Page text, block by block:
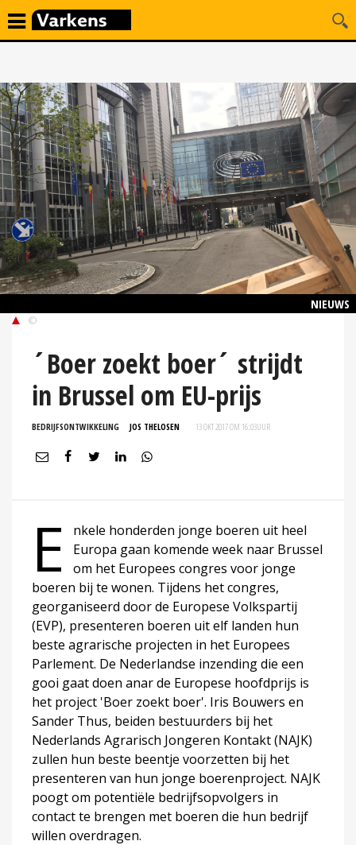
NIEUWS
©
´Boer zoekt boer´ strijdt
in Brussel om EU-prijs
BEDRIJFSONTWIKKELING JOS THELOSEN 13 OKT 2017 OM 16:03UUR
E
nkele honderden jonge boeren uit heel
Europa gaan komende week naar Brussel
om het Europees congres voor jonge
boeren bij te wonen. Tijdens het congres,
georganiseerd door de Europese Volkspartij
(EVP), presenteren boeren uit elf landen hun
beste agrarische projecten in het Europees
Parlement. De Nederlandse inzending die een
gooi gaat doen anar de Europese hoofdprijs is
het project 'Boer zoekt boer'. Iris Bouwers en
Sander Thus, beiden bestuurders bij het
Nederlands Agrarisch Jongeren Kontakt (NAJK)
zullen hun beste beentje voorzetten bij het
presenteren van hun jonge boerenproject. NAJK
poogt om potentiële bedrijfsopvolgers in
contact te brengen met boeren die hun bedrijf
willen overdragen.